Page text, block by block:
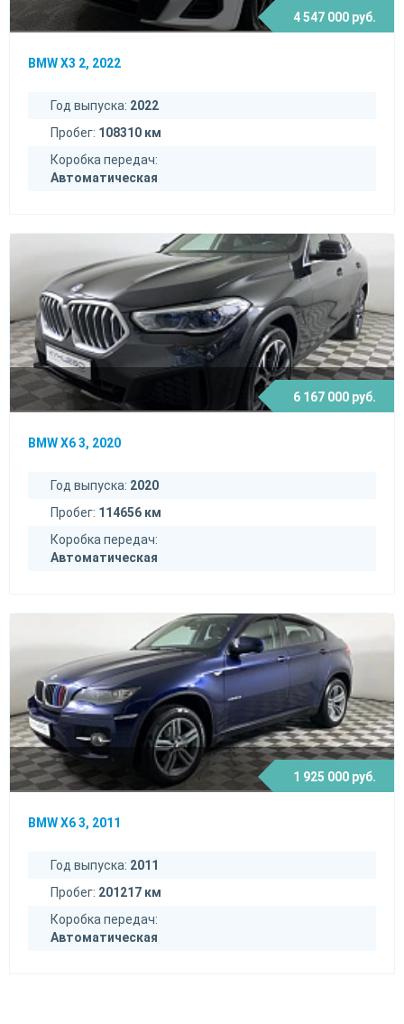
4 547 000 руб.
BMW X3 2, 2022
Год выпуска: 2022
Пробег: 108310 км
Коробка передач:
Автоматическая
6 167 000 руб.
BMW X6 3, 2020
Год выпуска: 2020
Пробег: 114656 км
Коробка передач:
Автоматическая
1 925 000 руб.
BMW X6 3, 2011
Год выпуска: 2011
Пробег: 201217 км
Коробка передач:
Автоматическая